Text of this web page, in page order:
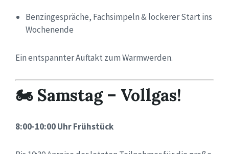
Benzingespräche, Fachsimpeln & lockerer Start ins
Wochenende
Ein entspannter Auftakt zum Warmwerden.
🏍 Samstag – Vollgas!
8:00-10:00 Uhr Frühstück